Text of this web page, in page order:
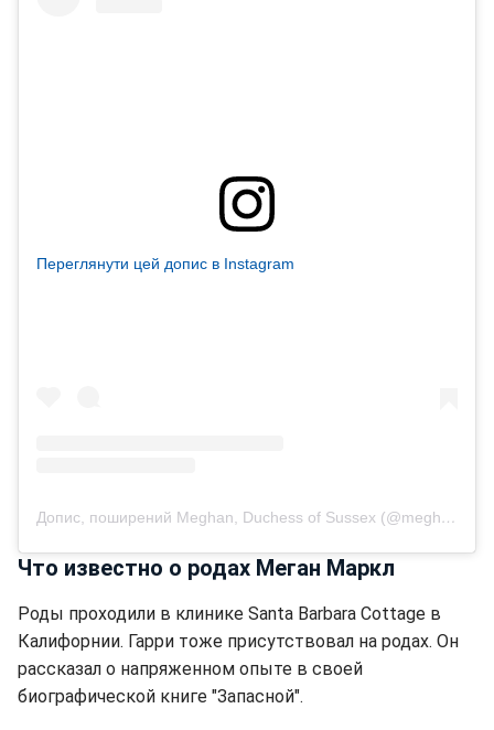
Переглянути цей допис в Instagram
Допис, поширений Meghan, Duchess of Sussex (@meghan)
Что известно о родах Меган Маркл
Роды проходили в клинике Santa Barbara Cottage в
Калифорнии. Гарри тоже присутствовал на родах. Он
рассказал о напряженном опыте в своей
биографической книге "Запасной".